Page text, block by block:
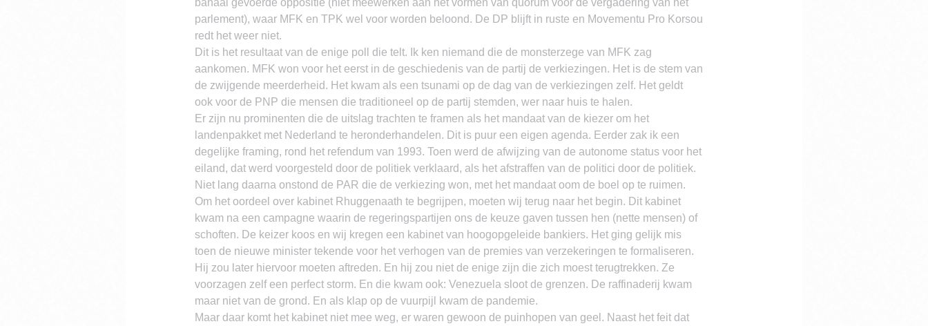
banaal gevoerde oppositie (niet meewerken aan het vormen van quorum voor de vergadering van het
parlement), waar MFK en TPK wel voor worden beloond. De DP blijft in ruste en Movementu Pro Korsou
redt het weer niet.
Dit is het resultaat van de enige poll die telt. Ik ken niemand die de monsterzege van MFK zag
aankomen. MFK won voor het eerst in de geschiedenis van de partij de verkiezingen. Het is de stem van
de zwijgende meerderheid. Het kwam als een tsunami op de dag van de verkiezingen zelf. Het geldt
ook voor de PNP die mensen die traditioneel op de partij stemden, wer naar huis te halen.
Er zijn nu prominenten die de uitslag trachten te framen als het mandaat van de kiezer om het
landenpakket met Nederland te heronderhandelen. Dit is puur een eigen agenda. Eerder zak ik een
degelijke framing, rond het refendum van 1993. Toen werd de afwijzing van de autonome status voor het
eiland, dat werd voorgesteld door de politiek verklaard, als het afstraffen van de politici door de politiek.
Niet lang daarna onstond de PAR die de verkiezing won, met het mandaat oom de boel op te ruimen.
Om het oordeel over kabinet Rhuggenaath te begrijpen, moeten wij terug naar het begin. Dit kabinet
kwam na een campagne waarin de regeringspartijen ons de keuze gaven tussen hen (nette mensen) of
schoften. De keizer koos en wij kregen een kabinet van hoogopgeleide bankiers. Het ging gelijk mis
toen de nieuwe minister tekende voor het verhogen van de premies van verzekeringen te formaliseren.
Hij zou later hiervoor moeten aftreden. En hij zou niet de enige zijn die zich moest terugtrekken. Ze
voorzagen zelf een perfect storm. En die kwam ook: Venezuela sloot de grenzen. De raffinaderij kwam
maar niet van de grond. En als klap op de vuurpijl kwam de pandemie.
Maar daar komt het kabinet niet mee weg, er waren gewoon de puinhopen van geel. Naast het feit dat